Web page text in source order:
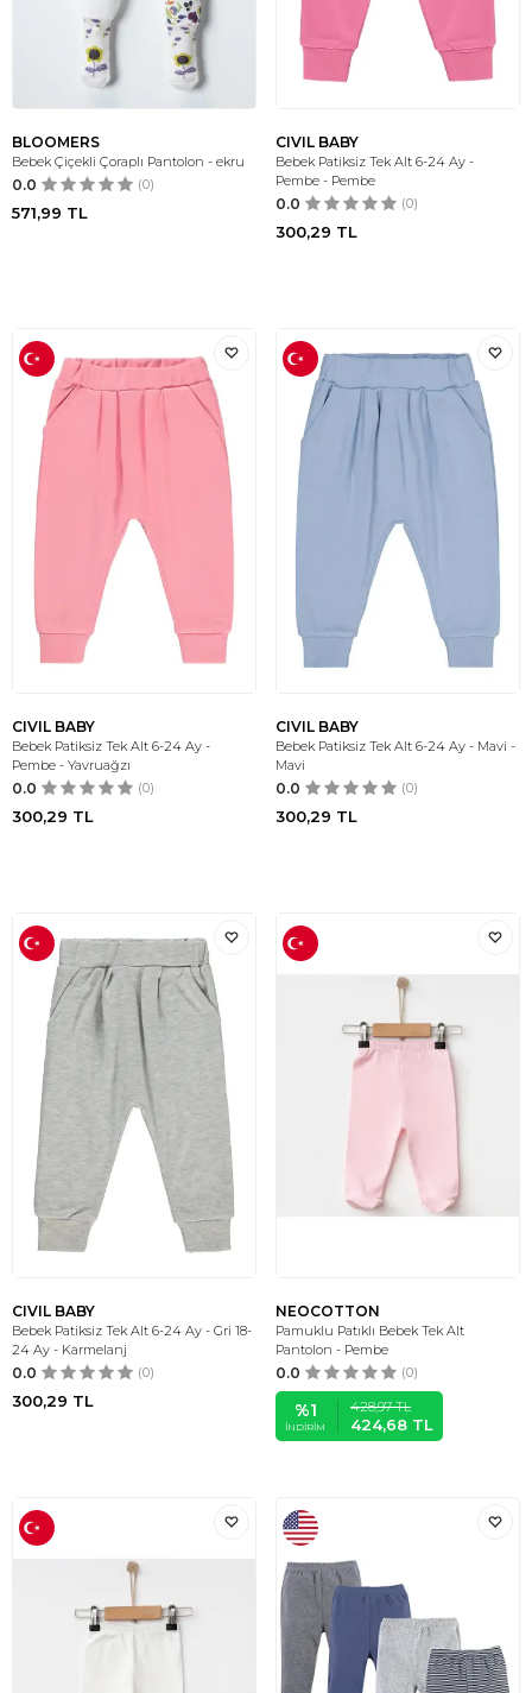
BLOOMERS
Bebek Çiçekli Çoraplı Pantolon - ekru
0.0 (0)
571,99 TL
CIVIL BABY
Bebek Patiksiz Tek Alt 6-24 Ay -
Pembe - Pembe
0.0 (0)
300,29 TL
CIVIL BABY
Bebek Patiksiz Tek Alt 6-24 Ay -
Pembe - Yavruağzı
0.0 (0)
300,29 TL
CIVIL BABY
Bebek Patiksiz Tek Alt 6-24 Ay - Mavi -
Mavi
0.0 (0)
300,29 TL
CIVIL BABY
Bebek Patiksiz Tek Alt 6-24 Ay - Gri 18-
24 Ay - Karmelanj
0.0 (0)
300,29 TL
NEOCOTTON
Pamuklu Patıklı Bebek Tek Alt
Pantolon - Pembe
0.0 (0)
%1
İNDIRIM
428,97TL
424,68 TL